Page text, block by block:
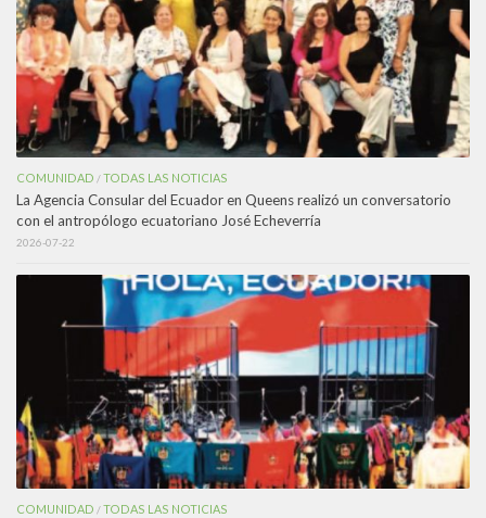
COMUNIDAD /TODAS LAS NOTICIAS
La Agencia Consular del Ecuador en Queens realizó un conversatorio
con el antropólogo ecuatoriano José Echeverría
2026-07-22
COMUNIDAD /TODAS LAS NOTICIAS